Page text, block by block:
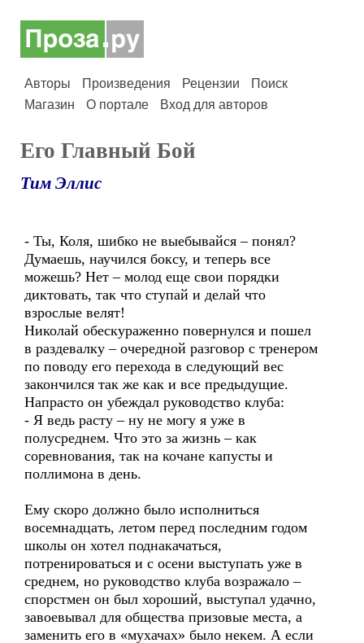
Авторы Произведения Рецензии
Поиск
Магазин
О портале Вход для авторов
Его Главный Бой
Тим Эллис
- Ты, Коля, шибко не выебывайся – понял?
Думаешь, научился боксу, и теперь все
можешь? Нет – молод еще свои порядки
диктовать, так что ступай и делай что
взрослые велят!
Николай обескураженно повернулся и пошел
в раздевалку – очередной разговор с тренером
по поводу его перехода в следующий вес
закончился так же как и все предыдущие.
Напрасто он убеждал руководство клуба:
- Я ведь расту – ну не могу я уже в
полусреднем. Что это за жизнь – как
соревнования, так на кочане капусты и
поллимона в день.
Ему скоро должно было исполниться
восемнадцать, летом перед последним годом
школы он хотел поднакачаться,
потренироваться и с осени выступать уже в
среднем, но руководство клуба возражало –
спорстмен он был хороший, выступал удачно,
завоевывал для общества призовые места, а
заменить его в «мухачах» было некем. А если